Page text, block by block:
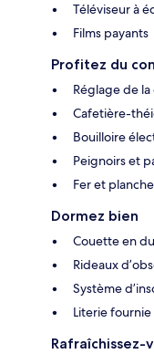
Téléviseur à
Films payants
Profitez du
Réglage de
Cafetière-
Bouilloire
Peignoirs et
Fer et
Dormez bien
Couette en
Rideaux
Système
Literie fournie
Rafraîchissez-